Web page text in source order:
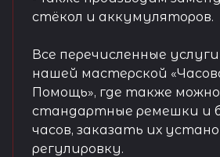
стёкол и аккумуляторов.
Все перечисленные
нашей мастерской
Помощь», где также
стандартные ремешки и
часов, заказать их
регулировку.